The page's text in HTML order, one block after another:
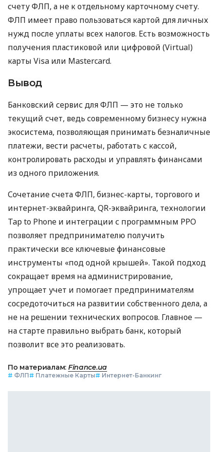
счету ФЛП, а не к отдельному карточному счету.
ФЛП имеет право пользоваться картой для личных
нужд после уплаты всех налогов. Есть возможность
получения пластиковой или цифровой (Virtual)
карты Visa или Mastercard.
Вывод
Банковский сервис для ФЛП — это не только
текущий счет, ведь современному бизнесу нужна
экосистема, позволяющая принимать безналичные
платежи, вести расчеты, работать с кассой,
контролировать расходы и управлять финансами
из одного приложения.
Сочетание счета ФЛП, бизнес-карты, торгового и
интернет-эквайринга, QR-эквайринга, технологии
Tap to Phone и интеграции с программным РРО
позволяет предпринимателю получить
практически все ключевые финансовые
инструменты «под одной крышей». Такой подход
сокращает время на администрирование,
упрощает учет и помогает предпринимателям
сосредоточиться на развитии собственного дела, а
не на решении технических вопросов. Главное —
на старте правильно выбрать банк, который
позволит все это реализовать.
По материалам: Finance.ua
# ФЛП# Платежные Карты# Интернет-Банкинг